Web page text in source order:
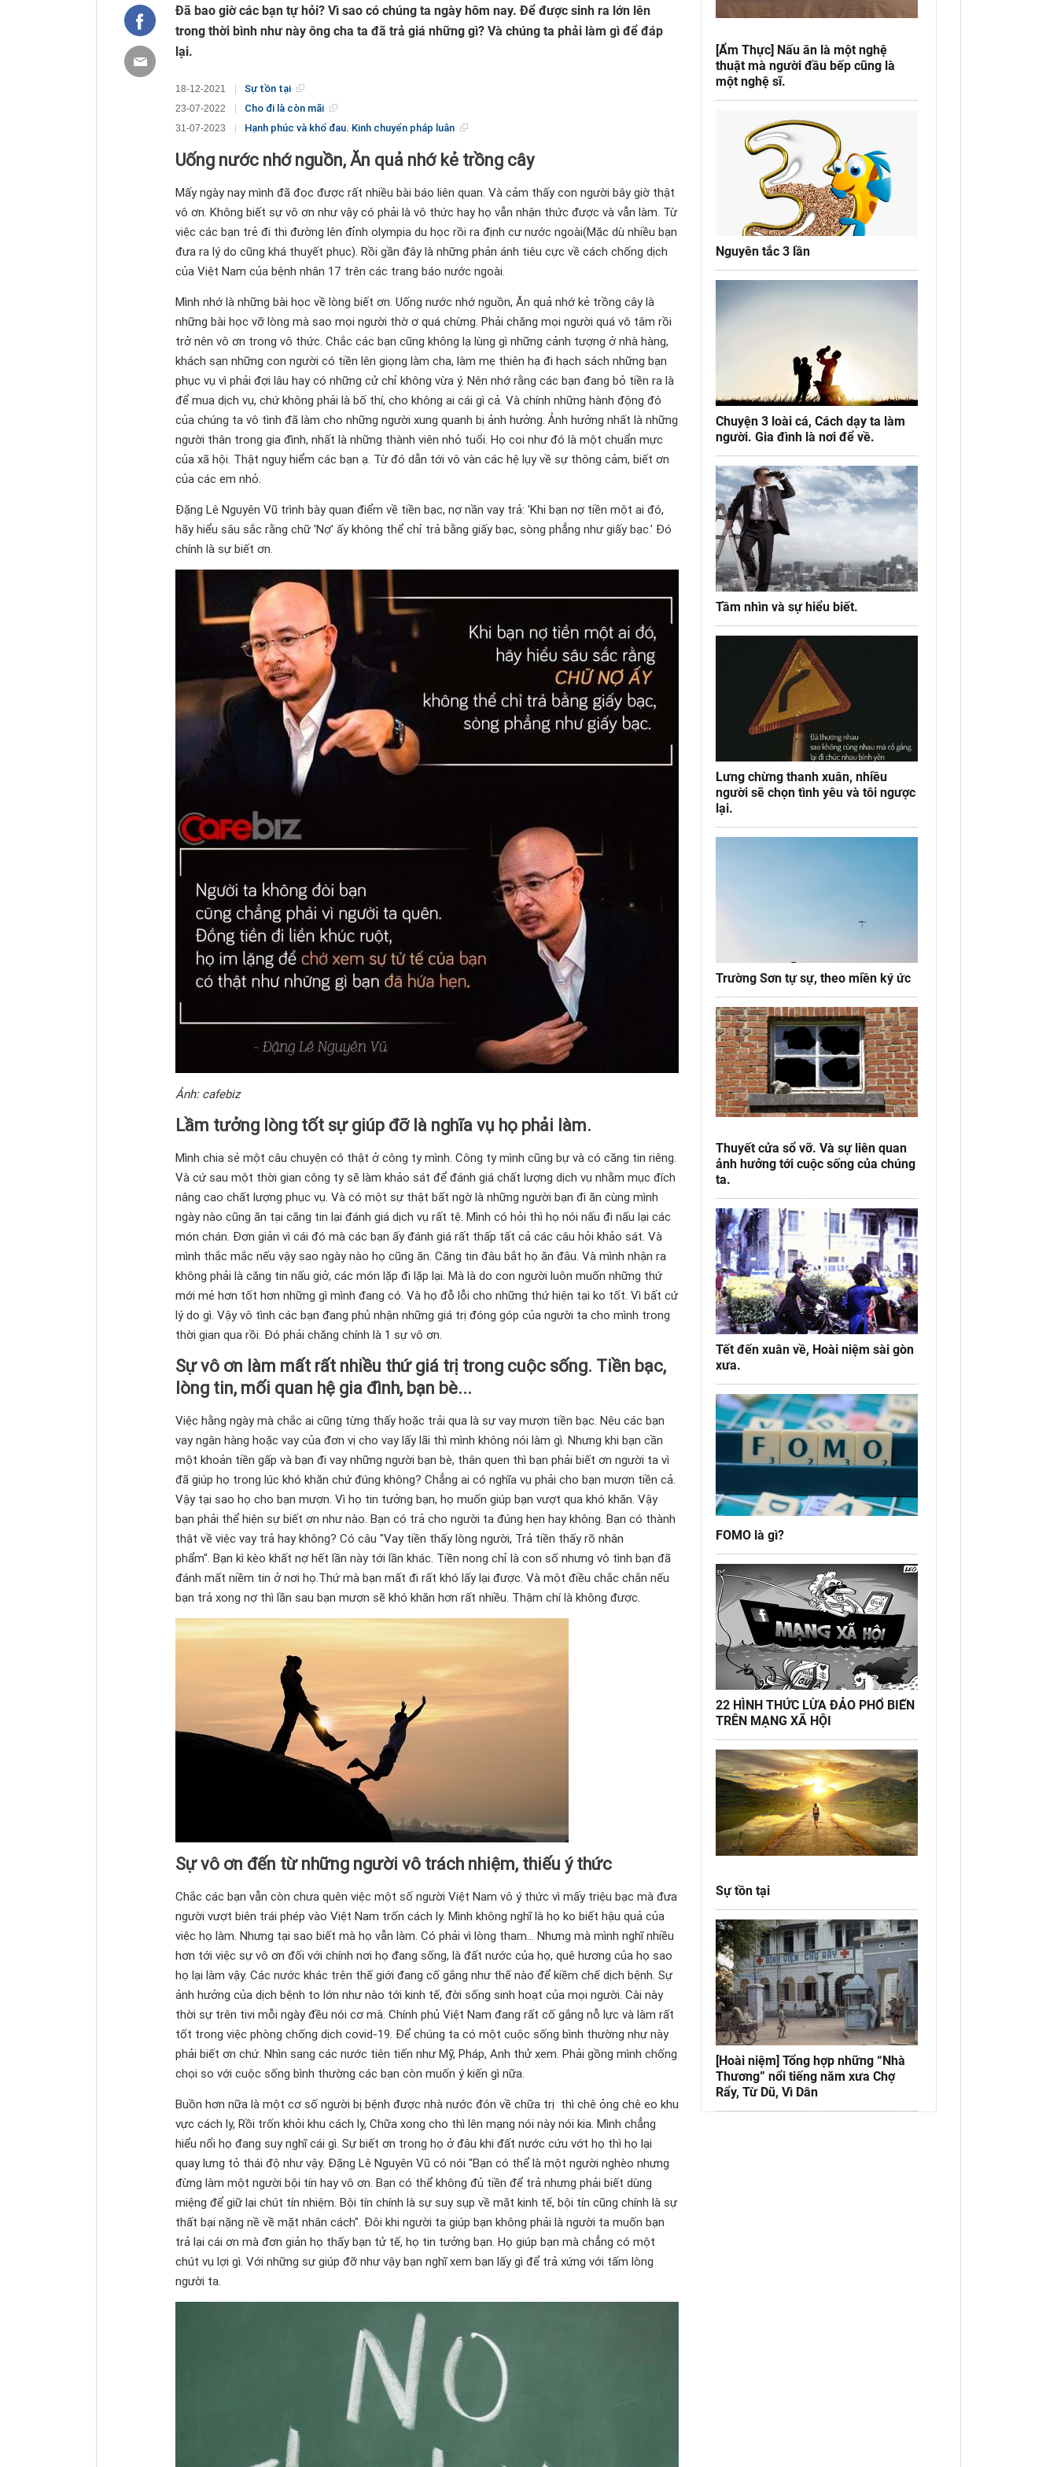
2.9K Kẻ nhập vai
2.9K Chúng ta trở nên đắt giá khi nào
2.8K FUD là gì? Cách xử lý khi mắc phải tâm lý FUD.
2.8K TIỀN CHỈ LÀ PHƯƠNG TIỆN, KHÔNG PHẢI LÀ MỤC ĐÍCH!
2.7K Hôn nhân hạnh phúc là gì? Làm sao để có được hạnh phúc trong hôn nhân?
2.7K QUY TẮC 40/30/20/10: PHƯƠNG PHÁP QUẢN LÝ THỜI GIAN KHOA HỌC NHẤT
2.6K Thái độ quan trọng hơn trình độ vì sao vậy?
2.6K Tâm sự tuổi 30: Đáng sợ hơn cả thất nghiệp là gì?
Tại sao phải đọc sách
Sai lầm của chúng ta là: NỔI NÓNG với NGƯỜI THÂN nhưng lại KHOAN DUNG
với NGƯỜI LẠ
Hạnh phúc và khổ đau. Kinh chuyển pháp luân
2.4K HIỂU VÀ THƯƠNG…!
Đã bao giờ các bạn tự hỏi? Vì sao có chúng ta ngày hôm nay. Để được sinh ra lớn lên
trong thời bình như này ông cha ta đã trả giá những gì? Và chúng ta phải làm gì để đáp
lại.
18-12-2021 Sự tồn tại
23-07-2022 Cho đi là còn mãi
31-07-2023 Hạnh phúc và khổ đau. Kinh chuyển pháp luân
Uống nước nhớ nguồn, Ăn quả nhớ kẻ trồng cây
Mấy ngày nay mình đã đọc được rất nhiều bài báo liên quan. Và cảm thấy con người bây giờ thật
vô ơn. Không biết sự vô ơn như vậy có phải là vô thức hay họ vẫn nhận thức được và vẫn làm. Từ
việc các bạn trẻ đi thi đường lên đỉnh olympia du học rồi ra định cư nước ngoài(Mặc dù nhiều bạn
đưa ra lý do cũng khá thuyết phục). Rồi gần đây là những phản ánh tiêu cực về cách chống dịch
của Việt Nam của bệnh nhân 17 trên các trang báo nước ngoài.
Mình nhớ là những bài học về lòng biết ơn. Uống nước nhớ nguồn, Ăn quả nhớ kẻ trồng cây là
những bài học vỡ lòng mà sao mọi người thờ ơ quá chừng. Phải chăng mọi người quá vô tâm rồi
trở nên vô ơn trong vô thức. Chắc các bạn cũng không lạ lùng gì những cảnh tượng ở nhà hàng,
khách sạn những con người có tiền lên giọng làm cha, làm mẹ thiên hạ đi hạch sách những bạn
phục vụ vì phải đợi lâu hay có những cử chỉ không vừa ý. Nên nhớ rằng các bạn đang bỏ tiền ra là
để mua dịch vụ, chứ không phải là bố thí, cho không ai cái gì cả. Và chính những hành động đó
của chúng ta vô tình đã làm cho những người xung quanh bị ảnh hưởng. Ảnh hưởng nhất là những
người thân trong gia đình, nhất là những thành viên nhỏ tuổi. Họ coi như đó là một chuẩn mực
của xã hội. Thật nguy hiểm các bạn ạ. Từ đó dẫn tới vô vàn các hệ lụy về sự thông cảm, biết ơn
của các em nhỏ.
Đặng Lê Nguyên Vũ trình bày quan điểm về tiền bạc, nợ nần vay trả: 'Khi bạn nợ tiền một ai đó,
hãy hiểu sâu sắc rằng chữ 'Nợ' ấy không thể chỉ trả bằng giấy bạc, sòng phẳng như giấy bạc.' Đó
chính là sự biết ơn.
Ảnh: cafebiz
Lầm tưởng lòng tốt sự giúp đỡ là nghĩa vụ họ phải làm.
Mình chia sẻ một câu chuyện có thật ở công ty mình. Công ty mình cũng bự và có căng tin riêng.
Và cứ sau một thời gian công ty sẽ làm khảo sát để đánh giá chất lượng dịch vụ nhằm mục đích
nâng cao chất lượng phục vụ. Và có một sự thật bất ngờ là những người bạn đi ăn cùng mình
ngày nào cũng ăn tại căng tin lại đánh giá dịch vụ rất tệ. Mình có hỏi thì họ nói nấu đi nấu lại các
món chán. Đơn giản vì cái đó mà các bạn ấy đánh giá rất thấp tất cả các câu hỏi khảo sát. Và
mình thắc mắc nếu vậy sao ngày nào họ cũng ăn. Căng tin đâu bắt họ ăn đâu. Và mình nhận ra
không phải là căng tin nấu giở, các món lặp đi lặp lại. Mà là do con người luôn muốn những thứ
mới mẻ hơn tốt hơn những gì mình đang có. Và họ đỗ lỗi cho những thứ hiện tại ko tốt. Vì bất cứ
lý do gì. Vậy vô tình các bạn đang phủ nhận những giá trị đóng góp của người ta cho mình trong
thời gian qua rồi. Đó phải chăng chính là 1 sự vô ơn.
Sự vô ơn làm mất rất nhiều thứ giá trị trong cuộc sống. Tiền bạc,
lòng tin, mối quan hệ gia đình, bạn bè...
Việc hằng ngày mà chắc ai cũng từng thấy hoặc trải qua là sự vay mượn tiền bạc. Nêu các bạn
vay ngân hàng hoặc vay của đơn vị cho vay lấy lãi thì mình không nói làm gì. Nhưng khi bạn cần
một khoản tiền gấp và bạn đi vay những người bạn bè, thân quen thì bạn phải biết ơn người ta vì
đã giúp họ trong lúc khó khăn chứ đúng không? Chẳng ai có nghĩa vụ phải cho bạn mượn tiền cả.
Vậy tại sao họ cho bạn mượn. Vì họ tin tưởng bạn, họ muốn giúp bạn vượt qua khó khăn. Vậy
bạn phải thể hiện sự biết ơn như nào. Bạn có trả cho người ta đúng hẹn hay không. Bạn có thành
thật về việc vay trả hay không? Có câu "Vay tiền thấy lòng người, Trả tiền thấy rõ nhân
phẩm". Bạn kì kèo khất nợ hết lần này tới lần khác. Tiền nong chỉ là con số nhưng vô tình bạn đã
đánh mất niềm tin ở nơi họ.Thứ mà bạn mất đi rất khó lấy lại được. Và một điều chắc chắn nếu
bạn trả xong nợ thì lần sau bạn mượn sẽ khó khăn hơn rất nhiều. Thậm chí là không được.
Sự vô ơn đến từ những người vô trách nhiệm, thiếu ý thức
Chắc các bạn vẫn còn chưa quên việc một số người Việt Nam vô ý thức vì mấy triệu bạc mà đưa
người vượt biên trái phép vào Việt Nam trốn cách ly. Mình không nghĩ là họ ko biết hậu quả của
việc họ làm. Nhưng tại sao biết mà họ vẫn làm. Có phải vì lòng tham... Nhưng mà mình nghĩ nhiều
hơn tới việc sự vô ơn đối với chính nơi họ đang sống, là đất nước của họ, quê hương của họ sao
họ lại làm vậy. Các nước khác trên thế giới đang cố gắng như thế nào để kiềm chế dịch bệnh. Sự
ảnh hưởng của dịch bệnh to lớn như nào tới kinh tế, đời sống sinh hoạt của mọi người. Cài này
thời sự trên tivi mỗi ngày đều nói cơ mà. Chính phủ Việt Nam đang rất cố gắng nỗ lực và làm rất
tốt trong việc phòng chống dịch covid-19. Để chúng ta có một cuộc sống bình thường như này
phải biết ơn chứ. Nhìn sang các nước tiên tiến như Mỹ, Pháp, Anh thử xem. Phải gồng mình chống
chọi so với cuộc sống bình thường các bạn còn muốn ý kiến gì nữa.
Buồn hơn nữa là một cơ số người bị bệnh được nhà nước đón về chữa trị thì chê ỏng chê eo khu
vực cách ly, Rồi trốn khỏi khu cách ly, Chữa xong cho thì lên mạng nói này nói kia. Mình chẳng
hiểu nổi họ đang suy nghĩ cái gì. Sự biết ơn trong họ ở đâu khi đất nước cứu vớt họ thì họ lại
quay lưng tỏ thái độ như vậy. Đặng Lê Nguyên Vũ có nói "Bạn có thể là một người nghèo nhưng
đừng làm một người bội tín hay vô ơn. Bạn có thể không đủ tiền để trả nhưng phải biết dùng
miệng để giữ lại chút tín nhiệm. Bội tín chính là sự suy sụp về mặt kinh tế, bội tín cũng chính là sự
thất bại nặng nề về mặt nhân cách". Đôi khi người ta giúp bạn không phải là người ta muốn bạn
trả lại cái ơn mà đơn giản họ thấy bạn tử tế, họ tin tưởng bạn. Họ giúp bạn mà chẳng có một
chút vụ lợi gì. Với những sự giúp đỡ như vậy bạn nghĩ xem bạn lấy gì để trả xứng với tấm lòng
người ta.
[Ẩm Thực] Nấu ăn là một nghệ
thuật mà người đầu bếp cũng là
một nghệ sĩ.
Nguyên tắc 3 lần
Chuyện 3 loài cá, Cách dạy ta làm
người. Gia đình là nơi để về.
Tầm nhìn và sự hiểu biết.
Lưng chừng thanh xuân, nhiều
người sẽ chọn tình yêu và tôi ngược
lại.
Trường Sơn tự sự, theo miền ký ức
Thuyết cửa sổ vỡ. Và sự liên quan
ảnh hưởng tới cuộc sống của chúng
ta.
Tết đến xuân về, Hoài niệm sài gòn
xưa.
FOMO là gì?
22 HÌNH THỨC LỪA ĐẢO PHỔ BIẾN
TRÊN MẠNG XÃ HỘI
Sự tồn tại
[Hoài niệm] Tổng hợp những “Nhà
Thương” nổi tiếng năm xưa Chợ
Rẩy, Từ Dũ, Vì Dân